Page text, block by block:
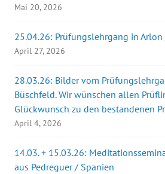
Mai 20, 2026
25.04.26: Prüfungslehrgang in
April 27, 2026
28.03.26: Bilder vom
Büschfeld. Wir wünschen allen
Glückwunsch zu den bestandenen
April 4, 2026
14.03. + 15.03.26:
aus Pedreguer / Spanien